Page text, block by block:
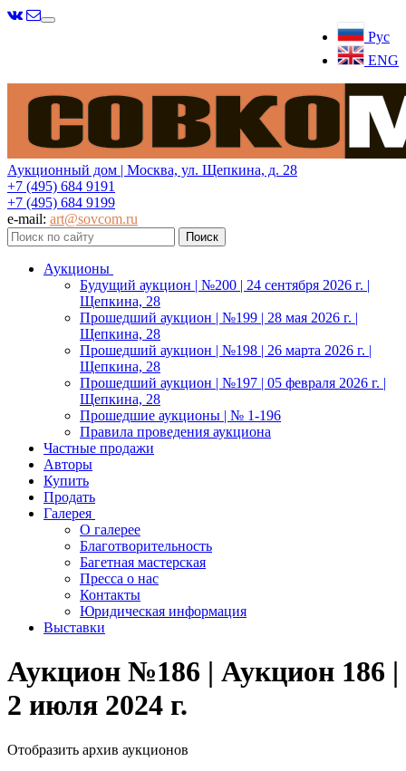
Рус
ENG
Меню
Аукционный дом | Москва, ул. Щепкина, д. 28
+7 (495) 684 9191
+7 (495) 684 9199
e-mail: art@sovcom.ru
Аукционы
Будущий аукцион | №200 | 24 сентября 2026 г. |
Щепкина, 28
Прошедший аукцион | №199 | 28 мая 2026 г. |
Щепкина, 28
Прошедший аукцион | №198 | 26 марта 2026 г. |
Щепкина, 28
Прошедший аукцион | №197 | 05 февраля 2026 г. |
Щепкина, 28
Прошедшие аукционы | № 1-196
Правила проведения аукциона
Частные продажи
Авторы
Купить
Продать
Галерея
О галерее
Благотворительность
Багетная мастерская
Пресса о нас
Контакты
Юридическая информация
Выставки
Аукцион №186 | Аукцион 186 |
2 июля 2024 г.
Отобразить архив аукционов